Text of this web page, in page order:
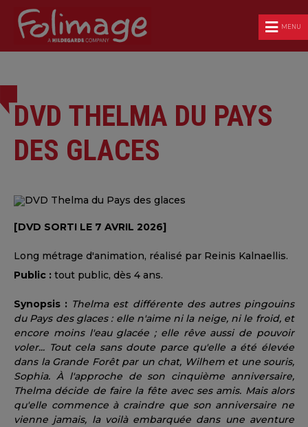
MENU
DVD THELMA DU PAYS
DES GLACES
[DVD SORTI LE 7 AVRIL 2026]
Long métrage d'animation, réalisé par Reinis Kalnaellis.
Public : tout public, dès 4 ans.
Synopsis : Thelma est différente des autres pingouins
du Pays des glaces : elle n'aime ni la neige, ni le froid, et
encore moins l'eau glacée ; elle rêve aussi de pouvoir
voler... Tout cela sans doute parce qu'elle a été élevée
dans la Grande Forêt par un chat, Wilhem et une souris,
Sophia. À l'approche de son cinquième anniversaire,
Thelma décide de faire la fête avec ses amis. Mais alors
qu'elle commence à craindre que son anniversaire ne
vienne jamais, la voilà embarquée dans une aventure